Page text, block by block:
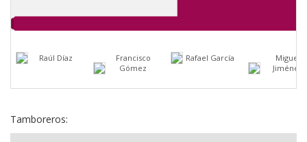
Raúl Díaz
Francisco
Gómez
Rafael García
Miguel
Jiménez
Tamboreros: